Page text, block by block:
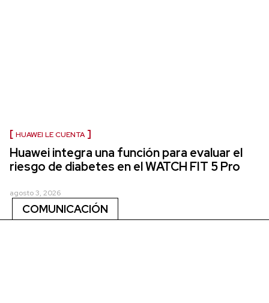
HUAWEI LE CUENTA
Huawei integra una función para evaluar el
riesgo de diabetes en el WATCH FIT 5 Pro
agosto 3, 2026
COMUNICACIÓN